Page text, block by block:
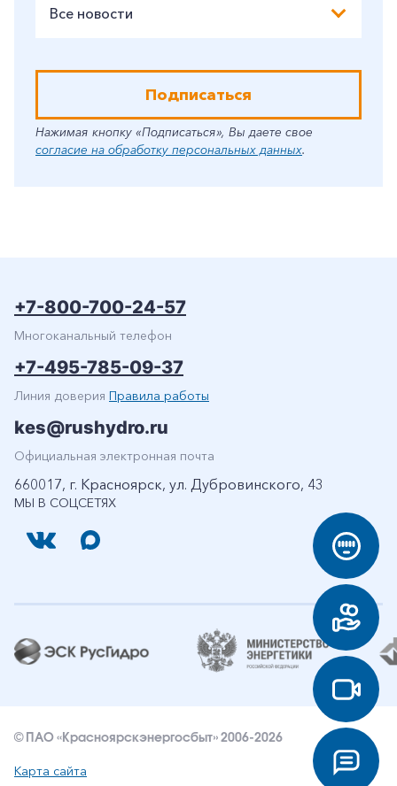
Все новости
Подписаться
Нажимая кнопку «Подписаться», Вы даете свое
согласие на обработку персональных данных.
МЫ В СОЦСЕТЯХ
+7-800-700-24-57
Многоканальный телефон
+7-495-785-09-37
Линия доверия Правила работы
kes@rushydro.ru
Официальная электронная почта
660017, г. Красноярск, ул. Дубровинского, 43
© ПАО «Красноярскэнергосбыт» 2006-2026
Карта сайта